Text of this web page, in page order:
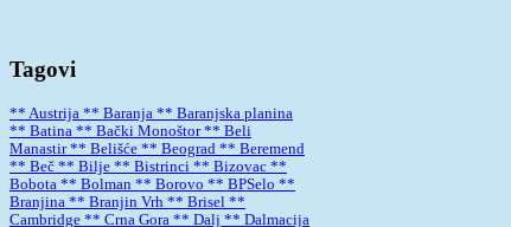
Tagovi
** Austrija ** Baranja ** Baranjska planina
** Batina ** Bački Monoštor** Beli
Manastir** Belišće ** Beograd ** Beremend
** Beč ** Bilje ** Bistrinci ** Bizovac **
Bobota ** Bolman ** Borovo ** BPSelo **
Branjina ** Branjin Vrh ** Brisel **
Cambridge ** Crna Gora ** Dalj ** Dalmacija